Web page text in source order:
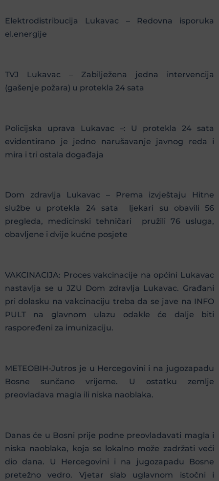
Elektrodistribucija Lukavac – Redovna isporuka
el.energije
TVJ Lukavac – Zabilježena jedna intervencija
(gašenje požara) u protekla 24 sata
Policijska uprava Lukavac –: U protekla 24 sata
evidentirano je jedno narušavanje javnog reda i
mira i tri ostala događaja
Dom zdravlja Lukavac – Prema izvještaju Hitne
službe u protekla 24 sata ljekari su obavili 56
pregleda, medicinski tehničari pružili 76 usluga,
obavljene i dvije kućne posjete
VAKCINACIJA: Proces vakcinacije na općini Lukavac
nastavlja se u JZU Dom zdravlja Lukavac. Građani
pri dolasku na vakcinaciju treba da se jave na INFO
PULT na glavnom ulazu odakle će dalje biti
raspoređeni za imunizaciju.
METEOBIH-Jutros je u Hercegovini i na jugozapadu
Bosne sunčano vrijeme. U ostatku zemlje
preovladava magla ili niska naoblaka.
Danas će u Bosni prije podne preovladavati magla i
niska naoblaka, koja se lokalno može zadržati veći
dio dana. U Hercegovini i na jugozapadu Bosne
pretežno vedro. Vjetar slab uglavnom istočni i